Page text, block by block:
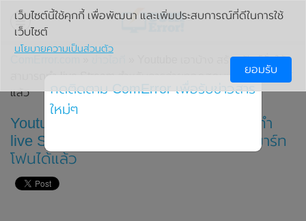
» Youtube เอาบ้าง สร้างฟังก์ชั่นให้
สามารถทำ live Stream สำหรับการถ่ายทอดสดบนสมาร์ทโฟนได้
แล้ว
Youtube เอาบ้าง สร้างฟังก์ชั่นให้สามารถทำ
live Stream สำหรับการถ่ายทอดสดบนสมาร์ท
โฟนได้แล้ว
เว็บไซต์นี้ใช้คุกกี้ เพื่อพัฒนา และเพิ่มประสบการณ์ที่ดีในการใช้
เว็บไซต์
นโยบายความเป็นส่วนตัว
ยอมรับ
กดติดตาม ComError เพื่อรับข่าวสาร
ใหม่ๆ